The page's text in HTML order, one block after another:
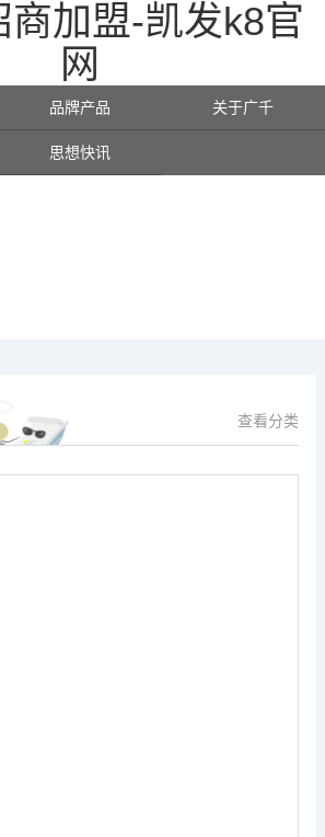
商加盟-凯发k8官
网
品牌产品 关于广千
思想快讯
查看分类